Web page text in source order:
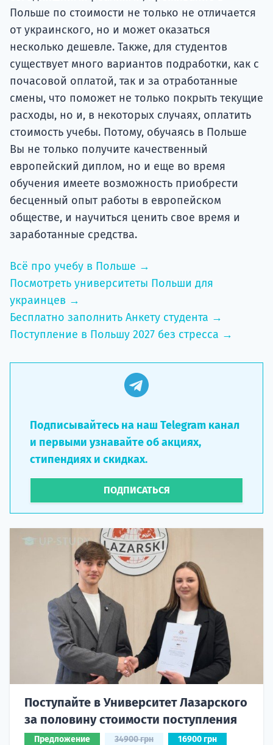
Польше по стоимости не только не отличается
от украинского, но и может оказаться
несколько дешевле. Также, для студентов
существует много вариантов подработки, как с
почасовой оплатой, так и за отработанные
смены, что поможет не только покрыть текущие
расходы, но и, в некоторых случаях, оплатить
стоимость учебы. Потому, обучаясь в Польше
Вы не только получите качественный
европейский диплом, но и еще во время
обучения имеете возможность приобрести
бесценный опыт работы в европейском
обществе, и научиться ценить свое время и
заработанные средства.
Всё про учебу в Польше →
Посмотреть университеты Польши для
украинцев →
Бесплатно заполнить Анкету студента →
Поступление в Польшу 2027 без стресса →
Подписывайтесь на наш Telegram канал
и первыми узнавайте об акциях,
стипендиях и скидках.
ПОДПИСАТЬСЯ
Поступайте в Университет Лазарского
за половину стоимости поступления
Предложение 34900 грн 16900 грн